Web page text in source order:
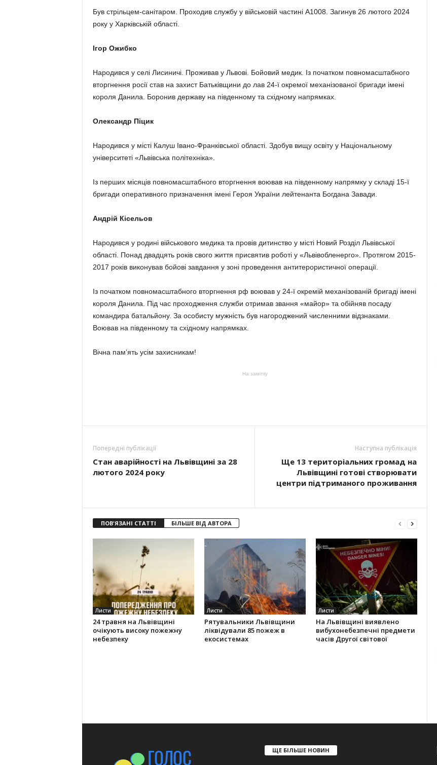
Був стрільцем-санітаром. Проходив службу у військовій частині А1008. Загинув 26 лютого 2024
року у Харківській області.
Ігор Ожибко
Народився у селі Лисиничі. Проживав у Львові. Бойовий медик. Із початком повномасштабного
вторгнення росії став на захист Батьківщини до лав 24-ї окремої механізованої бригади імені
короля Данила. Боронив державу на південному та східному напрямках.
Олександр Піцик
Народився у місті Калуш Івано-Франківської області. Здобув вищу освіту у Національному
університеті «Львівська політехніка».
Із перших місяців повномасштабного вторгнення воював на південному напрямку у складі 15-ї
бригади оперативного призначення імені Героя України лейтенанта Богдана Завади.
Андрій Кісельов
Народився у родині військового медика та провів дитинство у місті Новий Розділ Львівської
області. Понад двадцять років свого життя присвятив роботі у «Львівобленерго». Протягом 2015-
2017 років виконував бойові завдання у зоні проведення антитерористичної операції.
Із початком повномасштабного вторгнення рф воював у 24-ї окремій механізованій бригаді імені
короля Данила. Під час проходження служби отримав звання «майор» та обійняв посаду
командира батальйону. За особисту мужність був нагороджений численними відзнаками.
Воював на південному та східному напрямках.
Вічна памʼять усім захисникам!
На замітку
Попередні публікації
Стан аварійності на Львівщині за 28
лютого 2024 року
Наступна публікація
Ще 13 територіальних громад на
Львівщині готові створювати
центри підтриманого проживання
ПОВ'ЯЗАНІ СТАТТІ БІЛЬШЕ ВІД АВТОРА
Листи
24 травня на Львівщині
очікують високу пожежну
небезпеку
Листи
Рятувальники Львівщини
ліквідували 85 пожеж в
екосистемах
Листи
На Львівщині виявлено
вибухонебезпечні предмети
часів Другої світової
ЩЕ БІЛЬШЕ НОВИН